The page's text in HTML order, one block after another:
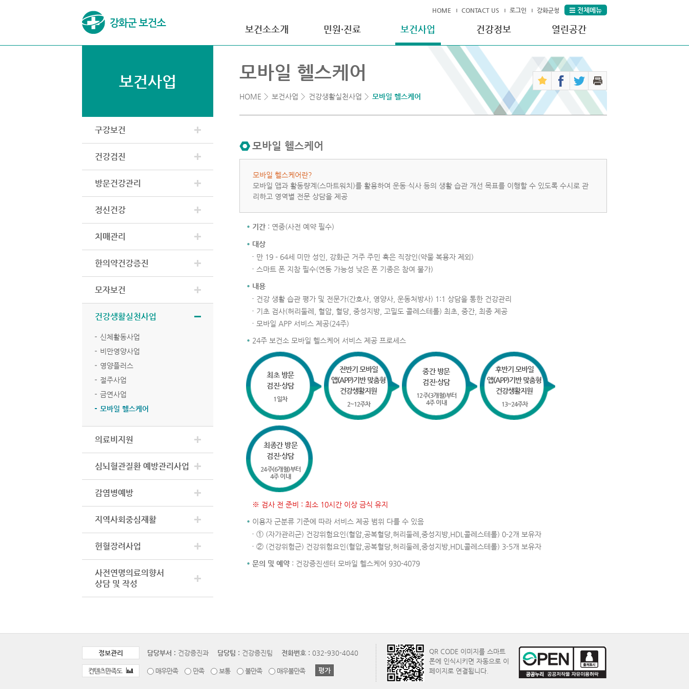
HOME CONTACT US 로그인 강화군청 전체메뉴
보건소소개 민원·진료 보건사업 건강정보 열린공간
보건사업
구강보건
건강검진
방문건강관리
정신건강
치매관리
한의약건강증진
모자보건
건강생활실천사업
신체활동사업
비만영양사업
영양플러스
절주사업
금연사업
모바일 헬스케어
의료비지원
심뇌혈관질환 예방관리사업
감염병예방
지역사회중심재활
헌혈장려사업
사전연명의료의향서
상담 및 작성
모바일 헬스케어
HOME 보건사업 건강생활실천사업 모바일 헬스케어
모바일 헬스케어
모바일 헬스케어란?
모바일 앱과 활동량계(스마트워치)를 활용하여 운동·식사 등의 생활 습관 개선 목표를 이행할 수 있도록 수시로 관
리하고 영역별 전문 상담을 제공
기간 : 연중(사전 예약 필수)
대상
만 19 - 64세 미만 성인, 강화군 거주 주민 혹은 직장인(약물 복용자 제외)
스마트 폰 지참 필수(연동 가능성 낮은 폰 기종은 참여 불가)
내용
건강 생활 습관 평가 및 전문가(간호사, 영양사, 운동처방사) 1:1 상담을 통한 건강관리
기초 검사(허리둘레, 혈압, 혈당, 중성지방, 고밀도 콜레스테롤) 최초, 중간, 최종 제공
모바일 APP 서비스 제공(24주)
24주 보건소 모바일 헬스케어 서비스 제공 프로세스
최초 방문
검진·상담
1일차
전반기 모바일
앱(APP)기반 맞춤형
건강생활지원
2~12주차
중간 방문
검진·상담
12주(3개월)부터
4주 이내
후반기 모바일
앱(APP)기반 맞춤형
건강생활지원
13~24주차
최종간 방문
검진·상담
24주(6개월)부터
4주 이내
※ 검사 전 준비 : 최소 10시간 이상 금식 유지
이용자 군분류 기준에 따라 서비스 제공 범위 다를 수 있음
① (자가관리군) 건강위험요인(혈압,공복혈당,허리둘레,중성지방,HDL콜레스테롤) 0-2개 보유자
② (건강위험군) 건강위험요인(혈압,공복혈당,허리둘레,중성지방,HDL콜레스테롤) 3-5개 보유자
문의 및 예약 : 건강증진센터 모바일 헬스케어 930-4079
정보관리 담당부서 : 건강증진과 담당팀 : 건강증진팀 전화번호 : 032-930-4040
컨텐츠만족도 매우만족 만족 보통 불만족 매우불만족
QR CODE 이미지를 스마트
폰에 인식시키면 자동으로 이
페이지로 연결됩니다.